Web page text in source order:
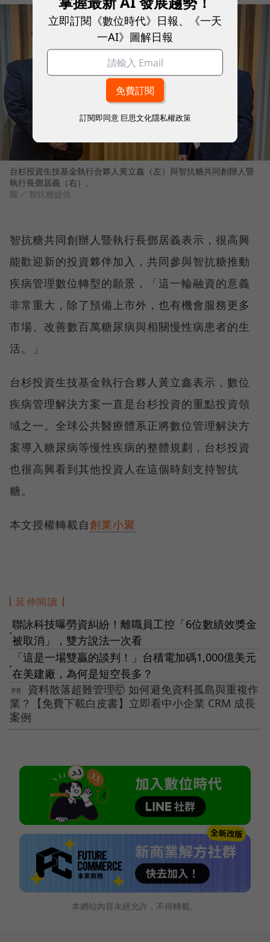
台杉投資生技基金執行合夥人黃立鑫（左）與智抗糖共同創辦人暨
執行長鄧居義（右）。
圖／ 智抗糖提供
智抗糖共同創辦人暨執行長鄧居義表示，很高興
能歡迎新的投資夥伴加入，共同參與智抗糖推動
疾病管理數位轉型的願景，「這一輪融資的意義
非常重大，除了預備上市外，也有機會服務更多
市場、改善數百萬糖尿病與相關慢性病患者的生
活。」
台杉投資生技基金執行合夥人黃立鑫表示，數位
疾病管理解決方案一直是台杉投資的重點投資領
域之一。全球公共醫療體系正將數位管理解決方
案導入糖尿病等慢性疾病的整體規劃，台杉投資
也很高興看到其他投資人在這個時刻支持智抗
糖。
本文授權轉載自創業小聚
延伸閱讀
●
聯詠科技曝勞資糾紛！離職員工控「6位數績效獎金
被取消」，雙方說法一次看
●
「這是一場雙贏的談判！」台積電加碼1,000億美元
在美建廠，為何是短空長多？
資料散落超難管理🤯 如何避免資料孤島與重複作
業？【免費下載白皮書】立即看中小企業 CRM 成長
案例
本網站內容未經允許，不得轉載。
立即訂閱《數位時代》日報、《一天
一AI》圖解日報
訂閱即同意 巨思文化隱私權政策